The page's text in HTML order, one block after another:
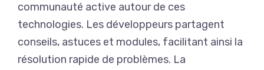
communauté active autour de ces
technologies. Les développeurs partagent
conseils, astuces et modules, facilitant ainsi la
résolution rapide de problèmes. La